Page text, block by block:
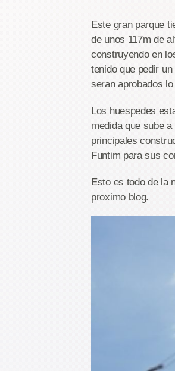
Este gran parque
de unos 117m de
construyendo en
tenido que pedir
seran aprobados
Los huespedes
medida que sube
principales
Funtim para sus
Esto es todo de la
proximo blog.